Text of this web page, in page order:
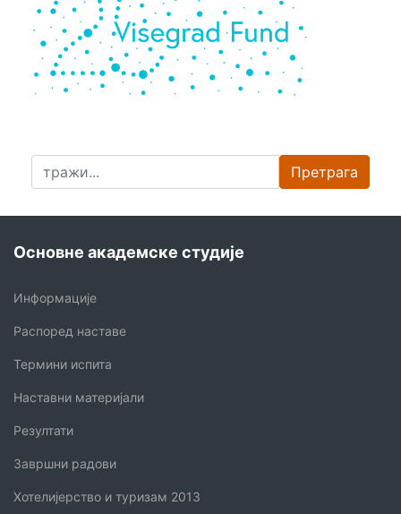
Претрага
Основне академске студије
Информације
Распоред наставе
Термини испита
Наставни материјали
Резултати
Завршни радови
Хотелијерство и туризам 2013